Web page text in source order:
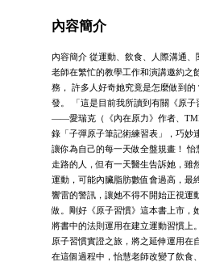
內容簡介
內容簡介 從運動、飲食、人際溝通
老師在繁忙的教學工作和演講邀約之
務， 許多人好奇她究竟是怎麼做到
發。 「這是目前我所讀到有關《原子
——愛瑞克（《內在原力》作者、
錄「子彈原子筆記術練習表」，巧妙
讓你為自己的每一天做全盤規畫！
走路的人，但有一天醫生告訴她，雖
運動，可能內臟脂肪數值會過高，最
響雷的警訊，讓她不得不開始正視運
做。剛好《原子習慣》這本書上市，
將書中的法則運用在建立運動習慣上
原子習慣實證之旅，將之延伸運用在
在這個過程中，怡慧老師改變了飲食